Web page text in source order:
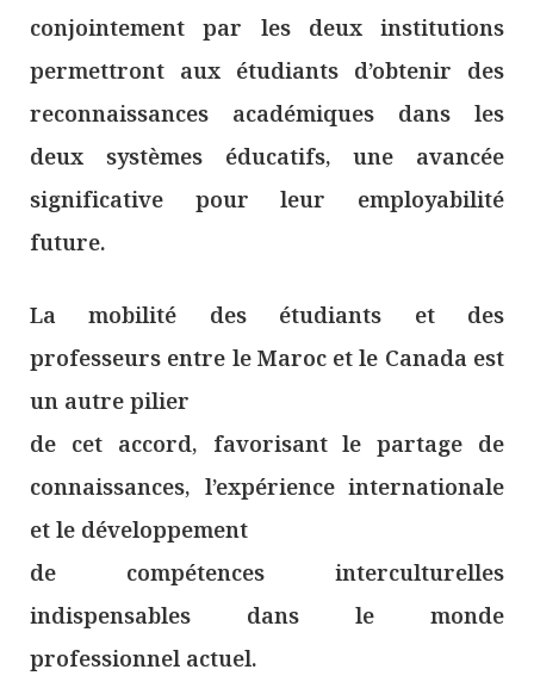
conjointement par les deux institutions
permettront aux étudiants d’obtenir des
reconnaissances académiques dans les
deux systèmes éducatifs, une avancée
significative pour leur employabilité
future.
La mobilité des étudiants et des
professeurs entre le Maroc et le Canada est
un autre pilier
de cet accord, favorisant le partage de
connaissances, l’expérience internationale
et le développement
de compétences interculturelles
indispensables dans le monde
professionnel actuel.